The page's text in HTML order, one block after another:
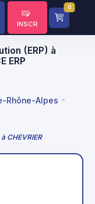
INSCR
0
(ERP) à
ERP
Rhône-Alpes
CHEVRIER